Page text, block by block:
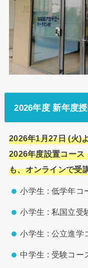
2026年度 新年度
2026年1月27日 (火)
2026年度設置コース
も、オンラインで受
小学生 : 低学年コ
小学生 : 私国立受
小学生 : 公立進学
中学生 : 受験コー